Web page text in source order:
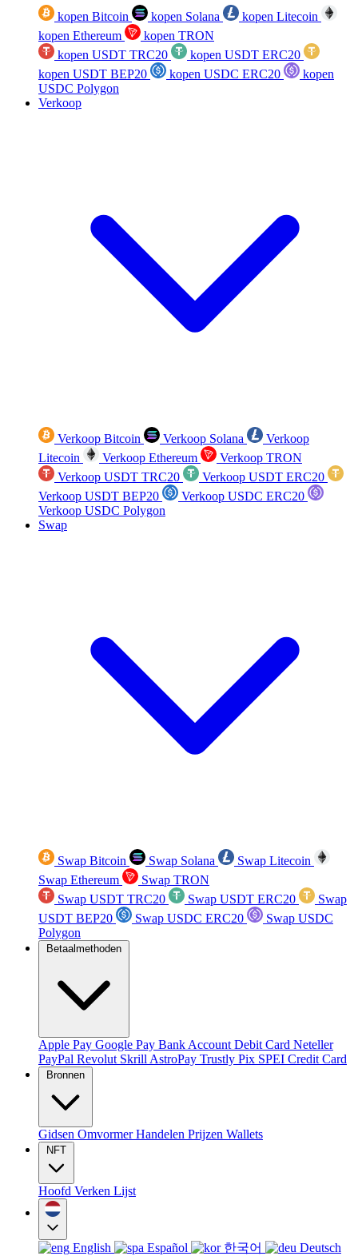
kopen Bitcoin kopen Solana
kopen Litecoin
kopen Ethereum
kopen TRON
kopen USDT TRC20
kopen USDT ERC20
kopen USDT BEP20
kopen USDC ERC20
kopen
USDC Polygon
Verkoop
Verkoop Bitcoin Verkoop Solana
Verkoop
Litecoin
Verkoop Ethereum
Verkoop TRON
Verkoop USDT TRC20
Verkoop USDT ERC20
Verkoop USDT BEP20
Verkoop USDC ERC20
Verkoop USDC Polygon
Swap
Swap Bitcoin Swap Solana
Swap Litecoin
Swap Ethereum
Swap TRON
Swap USDT TRC20
Swap USDT ERC20
Swap
USDT BEP20
Swap USDC ERC20
Swap USDC
Polygon
Betaalmethoden
Apple Pay Google Pay Bank Account Debit Card Neteller
PayPal Revolut Skrill AstroPay Trustly Pix SPEI Credit Card
Bronnen
Gidsen OmvormerHandelen Prijzen Wallets
NFT
Hoofd Verken Lijst
English Español 한국어
Deutsch